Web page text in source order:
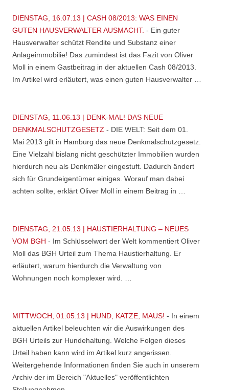
DIENSTAG, 16.07.13 | CASH 08/2013: WAS EINEN
GUTEN HAUSVERWALTER AUSMACHT. - Ein guter
Hausverwalter schützt Rendite und Substanz einer
Anlageimmobilie! Das zumindest ist das Fazit von Oliver
Moll in einem Gastbeitrag in der aktuellen Cash 08/2013.
Im Artikel wird erläutert, was einen guten Hausverwalter …
DIENSTAG, 11.06.13 | DENK-MAL! DAS NEUE
DENKMALSCHUTZGESETZ - DIE WELT: Seit dem 01.
Mai 2013 gilt in Hamburg das neue Denkmalschutzgesetz.
Eine Vielzahl bislang nicht geschützter Immobilien wurden
hierdurch neu als Denkmäler eingestuft. Dadurch ändert
sich für Grundeigentümer einiges. Worauf man dabei
achten sollte, erklärt Oliver Moll in einem Beitrag in …
DIENSTAG, 21.05.13 | HAUSTIERHALTUNG – NEUES
VOM BGH - Im Schlüsselwort der Welt kommentiert Oliver
Moll das BGH Urteil zum Thema Haustierhaltung. Er
erläutert, warum hierdurch die Verwaltung von
Wohnungen noch komplexer wird. …
MITTWOCH, 01.05.13 | HUND, KATZE, MAUS! - In einem
aktuellen Artikel beleuchten wir die Auswirkungen des
BGH Urteils zur Hundehaltung. Welche Folgen dieses
Urteil haben kann wird im Artikel kurz angerissen.
Weitergehende Informationen finden Sie auch in unserem
Archiv der im Bereich "Aktuelles" veröffentlichten